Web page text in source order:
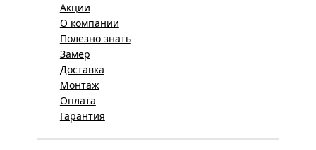
Акции
О компании
Полезно знать
Замер
Доставка
Монтаж
Оплата
Гарантия